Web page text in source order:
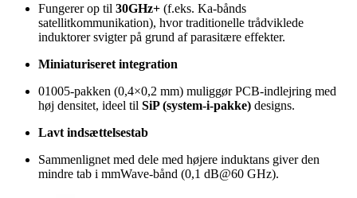
Fungerer op til 30GHz+ (f.eks. Ka-bånds
satellitkommunikation), hvor traditionelle trådviklede
induktorer svigter på grund af parasitære effekter.
Miniaturiseret integration
01005-pakken (0,4×0,2 mm) muliggør PCB-indlejring med
høj densitet, ideel til SiP (system-i-pakke) designs.
Lavt indsættelsestab
Sammenlignet med dele med højere induktans giver den
mindre tab i mmWave-bånd (0,1 dB@60 GHz).